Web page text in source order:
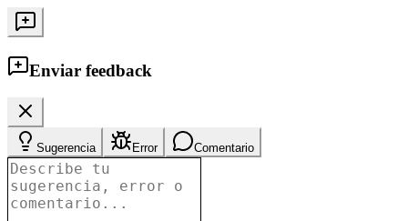
Enviar feedback
Sugerencia Error Comentario